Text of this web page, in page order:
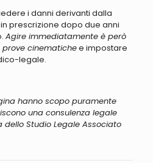
i danni derivanti dalla
prescrizione dopo due anni
Agire immediatamente è però
cinematichee impostare
legale.
hanno scopo puramente
una consulenza legale
dello Studio Legale Associato